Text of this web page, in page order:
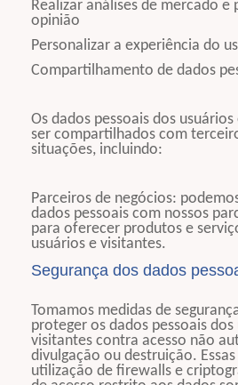
Realizar análises de mercado e
opinião
Personalizar a experiência do
Compartilhamento de dados
Os dados pessoais dos
ser compartilhados com
situações, incluindo:
Parceiros de negócios:
dados pessoais com nossos
para oferecer produtos e
usuários e visitantes.
Segurança dos dados
Tomamos medidas de
proteger os dados pessoais dos
visitantes contra acesso não
divulgação ou destruição.
utilização de firewalls e